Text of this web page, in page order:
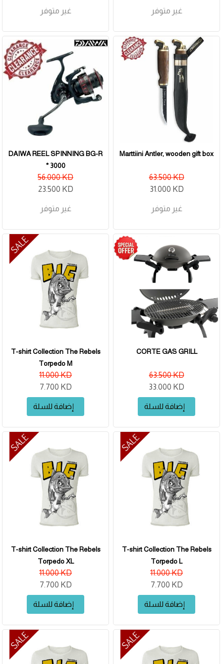
غير متوفر غير متوفر
Marttiini Antler, wooden gift box
63.500 KD
31.000 KD
غير متوفر
DAIWA REEL SPINNING BG-R
3000 *
56.000 KD
23.500 KD
غير متوفر
CORTE GAS GRILL
63.500 KD
33.000 KD
إضافة للسلة
T-shirt Collection The Rebels
Torpedo M
11.000 KD
7.700 KD
إضافة للسلة
T-shirt Collection The Rebels
Torpedo L
11.000 KD
7.700 KD
إضافة للسلة
T-shirt Collection The Rebels
Torpedo XL
11.000 KD
7.700 KD
إضافة للسلة